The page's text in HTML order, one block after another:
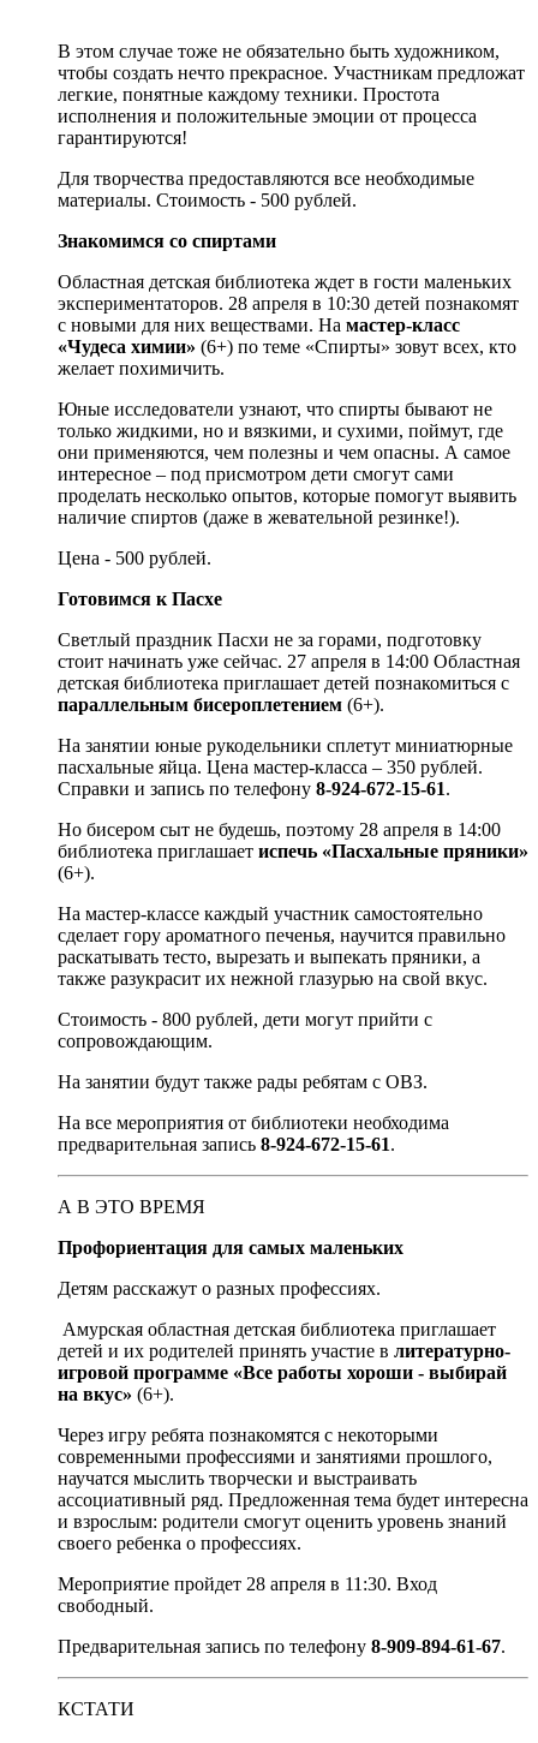
В этом случае тоже не обязательно быть художником,
чтобы создать нечто прекрасное. Участникам предложат
легкие, понятные каждому техники. Простота
исполнения и положительные эмоции от процесса
гарантируются!
Для творчества предоставляются все необходимые
материалы. Стоимость - 500 рублей.
Знакомимся со спиртами
Областная детская библиотека ждет в гости маленьких
экспериментаторов. 28 апреля в 10:30 детей познакомят
с новыми для них веществами. На мастер-класс
«Чудеса химии» (6+) по теме «Спирты» зовут всех, кто
желает похимичить.
Юные исследователи узнают, что спирты бывают не
только жидкими, но и вязкими, и сухими, поймут, где
они применяются, чем полезны и чем опасны. А самое
интересное – под присмотром дети смогут сами
проделать несколько опытов, которые помогут выявить
наличие спиртов (даже в жевательной резинке!).
Цена - 500 рублей.
Готовимся к Пасхе
Светлый праздник Пасхи не за горами, подготовку
стоит начинать уже сейчас. 27 апреля в 14:00 Областная
детская библиотека приглашает детей познакомиться с
параллельным бисероплетением (6+).
На занятии юные рукодельники сплетут миниатюрные
пасхальные яйца. Цена мастер-класса – 350 рублей.
Справки и запись по телефону 8-924-672-15-61.
Но бисером сыт не будешь, поэтому 28 апреля в 14:00
библиотека приглашает испечь «Пасхальные пряники»
(6+).
На мастер-классе каждый участник самостоятельно
сделает гору ароматного печенья, научится правильно
раскатывать тесто, вырезать и выпекать пряники, а
также разукрасит их нежной глазурью на свой вкус.
Стоимость - 800 рублей, дети могут прийти с
сопровождающим.
На занятии будут также рады ребятам с ОВЗ.
На все мероприятия от библиотеки необходима
предварительная запись 8-924-672-15-61.
А В ЭТО ВРЕМЯ
Профориентация для самых маленьких
Детям расскажут о разных профессиях.
Амурская областная детская библиотека приглашает
детей и их родителей принять участие в литературно-
игровой программе «Все работы хороши - выбирай
на вкус» (6+).
Через игру ребята познакомятся с некоторыми
современными профессиями и занятиями прошлого,
научатся мыслить творчески и выстраивать
ассоциативный ряд. Предложенная тема будет интересна
и взрослым: родители смогут оценить уровень знаний
своего ребенка о профессиях.
Мероприятие пройдет 28 апреля в 11:30. Вход
свободный.
Предварительная запись по телефону 8-909-894-61-67.
КСТАТИ